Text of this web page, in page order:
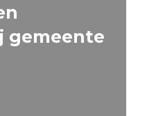
gemeente